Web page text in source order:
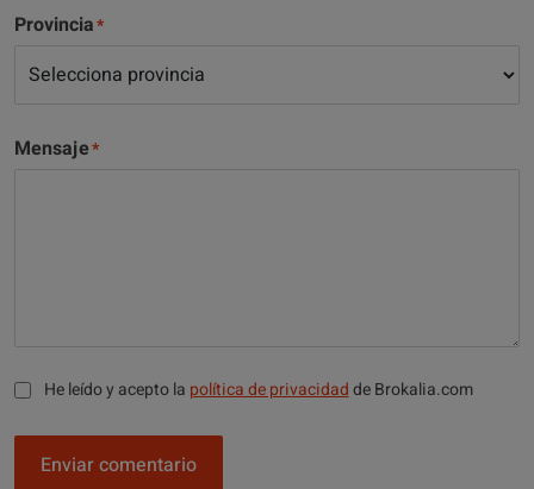
Provincia
Mensaje
He leído y acepto la política de privacidadde Brokalia.com
Enviar comentario